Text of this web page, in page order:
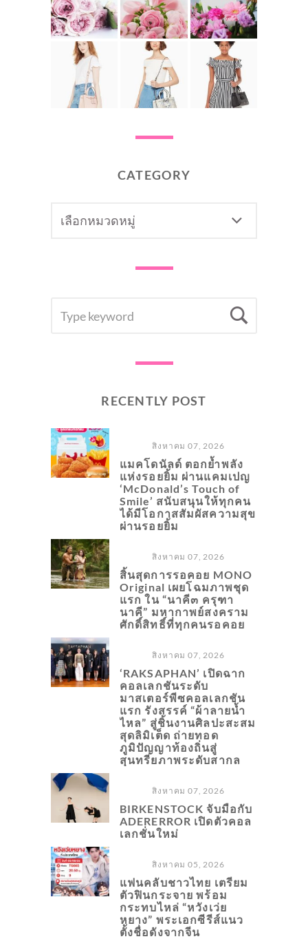
CATEGORY
FOR:
RECENTLY POST
สิงหาคม 07, 2026
แมคโดนัลด์ ตอกย้ำพลัง
แห่งรอยยิ้ม ผ่านแคมเปญ
‘McDonald’s Touch of
Smile’ สนับสนุนให้ทุกคน
ได้มีโอกาสสัมผัสความสุข
ผ่านรอยยิ้ม
สิงหาคม 07, 2026
สิ้นสุดการรอคอย MONO
Original เผยโฉมภาพชุด
แรก ใน “นาคี๓ ครุฑา
นาคี” มหากาพย์สงคราม
ศักดิ์สิทธิ์ที่ทุกคนรอคอย
สิงหาคม 07, 2026
‘RAKSAPHAN’ เปิดฉาก
คอลเลกชันระดับ
มาสเตอร์พีซคอลเลกชัน
แรก รังสรรค์ “ผ้าลายน้ำ
ไหล” สู่ชิ้นงานศิลปะสะสม
สุดลิมิเต็ด ถ่ายทอด
ภูมิปัญญาท้องถิ่นสู่
สุนทรียภาพระดับสากล
สิงหาคม 07, 2026
BIRKENSTOCK จับมือกับ
ADERERROR เปิดตัวคอล
เลกชั่นใหม่
สิงหาคม 05, 2026
แฟนคลับชาวไทย เตรียม
ตัวฟินกระจาย พร้อม
กระทบไหล่ “หวังเว่ย
หยาง” พระเอกซีรีส์แนว
ตั้งชื่อดังจากจีน